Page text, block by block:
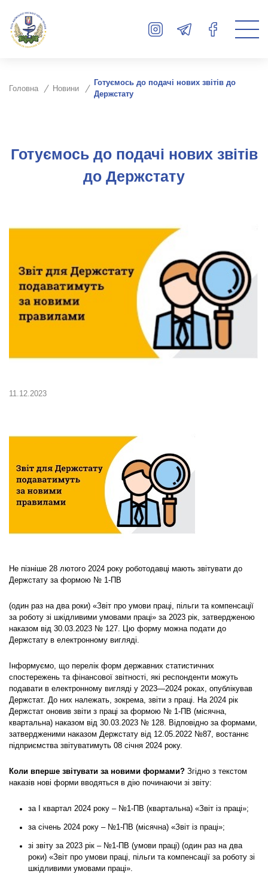
Головна Новини
Готуємось до подачі нових звітів до
Держстату
Готуємось до подачі нових звітів
до Держстату
11.12.2023
Не пізніше 28 лютого 2024 року роботодавці мають звітувати до
Держстату за формою № 1-ПВ
(один раз на два роки) «Звіт про умови праці, пільги та компенсації
за роботу зі шкідливими умовами праці» за 2023 рік, затвердженою
наказом від 30.03.2023 № 127. Цю форму можна подати до
Держстату в електронному вигляді.
Інформуємо, що перелік форм державних статистичних
спостережень та фінансової звітності, які респонденти можуть
подавати в електронному вигляді у 2023—2024 роках, опублікував
Держстат. До них належать, зокрема, звіти з праці. На 2024 рік
Держстат оновив звіти з праці за формою № 1-ПВ (місячна,
квартальна) наказом від 30.03.2023 № 128. Відповідно за формами,
затвердженими наказом Держстату від 12.05.2022 №87, востаннє
підприємства звітуватимуть 08 січня 2024 року.
Коли вперше звітувати за новими формами? Згідно з текстом
наказів нові форми вводяться в дію починаючи зі звіту:
за І квартал 2024 року – №1-ПВ (квартальна) «Звіт із праці»;
за січень 2024 року – №1-ПВ (місячна) «Звіт із праці»;
зі звіту за 2023 рік – №1-ПВ (умови праці) (один раз на два
роки) «Звіт про умови праці, пільги та компенсації за роботу зі
шкідливими умовами праці».